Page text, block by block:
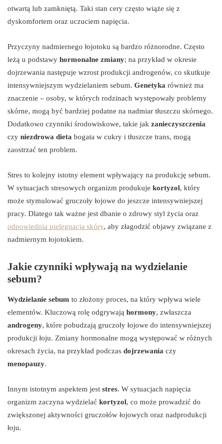
otwartą lub zamkniętą. Taki stan cery często wiąże się z
dyskomfortem oraz uczuciem napięcia.
Przyczyny nadmiernego łojotoku są bardzo różnorodne. Często
leżą u podstawy hormonalne zmiany; na przykład w okresie
dojrzewania następuje wzrost produkcji androgenów, co skutkuje
intensywniejszym wydzielaniem sebum. Genetyka również ma
znaczenie – osoby, w których rodzinach występowały problemy
skórne, mogą być bardziej podatne na nadmiar tłuszczu skórnego.
Dodatkowo czynniki środowiskowe, takie jak zanieczyszczenia
czy niezdrowa dieta bogata w cukry i tłuszcze trans, mogą
zaostrzać ten problem.
Stres to kolejny istotny element wpływający na produkcję sebum.
W sytuacjach stresowych organizm produkuje kortyzol, który
może stymulować gruczoły łojowe do jeszcze intensywniejszej
pracy. Dlatego tak ważne jest dbanie o zdrowy styl życia oraz
odpowiednia pielęgnacja skóry, aby złagodzić objawy związane z
nadmiernym łojotokiem.
Jakie czynniki wpływają na wydzielanie
sebum?
Wydzielanie sebum to złożony proces, na który wpływa wiele
elementów. Kluczową rolę odgrywają hormony, zwłaszcza
androgeny, które pobudzają gruczoły łojowe do intensywniejszej
produkcji łoju. Zmiany hormonalne mogą występować w różnych
okresach życia, na przykład podczas dojrzewania czy
menopauzy.
Innym istotnym aspektem jest stres. W sytuacjach napięcia
organizm zaczyna wydzielać kortyzol, co może prowadzić do
zwiększonej aktywności gruczołów łojowych oraz nadprodukcji
łoju.